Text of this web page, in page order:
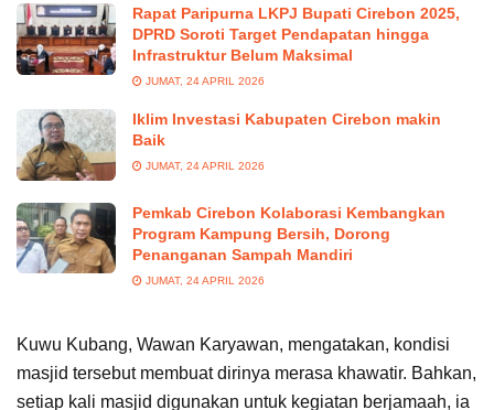
Rapat Paripurna LKPJ Bupati Cirebon 2025,
DPRD Soroti Target Pendapatan hingga
Infrastruktur Belum Maksimal
JUMAT, 24 APRIL 2026
Iklim Investasi Kabupaten Cirebon makin
Baik
JUMAT, 24 APRIL 2026
Pemkab Cirebon Kolaborasi Kembangkan
Program Kampung Bersih, Dorong
Penanganan Sampah Mandiri
JUMAT, 24 APRIL 2026
Kuwu Kubang, Wawan Karyawan, mengatakan, kondisi
masjid tersebut membuat dirinya merasa khawatir. Bahkan,
setiap kali masjid digunakan untuk kegiatan berjamaah, ia